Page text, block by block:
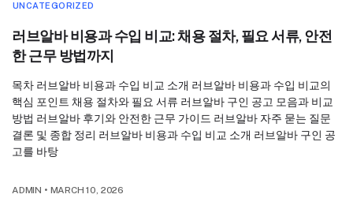
UNCATEGORIZED
러브알바 비용과 수입 비교: 채용 절차, 필요 서류, 안전
한 근무 방법까지
목차 러브알바 비용과 수입 비교 소개 러브알바 비용과 수입 비교의
핵심 포인트 채용 절차와 필요 서류 러브알바 구인 공고 모음과 비교
방법 러브알바 후기와 안전한 근무 가이드 러브알바 자주 묻는 질문
결론 및 종합 정리 러브알바 비용과 수입 비교 소개 러브알바 구인 공
고를 바탕
ADMIN • MARCH 10, 2026